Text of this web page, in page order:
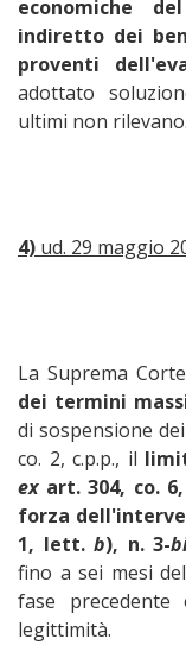
economiche
indiretto dei
proventi
adottato
ultimi non rilevano.
4) ud. 29 maggio
La Suprema
dei termini
di sospensione
co. 2, c.p.p., il
ex art. 304, co.
forza
1, lett.b), n. 3-
fino a sei mesi
fase
legittimità.